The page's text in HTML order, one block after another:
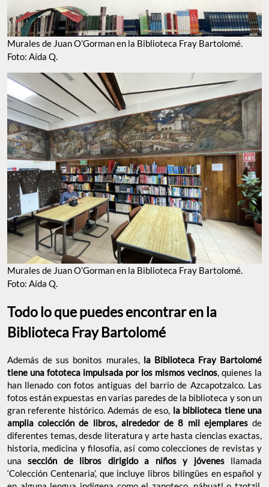
Murales de Juan O’Gorman en la Biblioteca Fray Bartolomé.
Foto: Aída Q.
Murales de Juan O’Gorman en la Biblioteca Fray Bartolomé.
Foto: Aída Q.
Todo lo que puedes encontrar en la
Biblioteca Fray Bartolomé
Además de sus bonitos murales, la Biblioteca Fray Bartolomé
tiene una fototeca impulsada por los mismos vecinos , quienes la
han llenado con fotos antiguas del barrio de Azcapotzalco. Las
fotos están expuestas en varias paredes de la biblioteca y son un
gran referente histórico. Además de eso, la biblioteca tiene una
amplia colección de libros, alrededor de 8 mil ejemplares de
diferentes temas, desde literatura y arte hasta ciencias exactas,
historia, medicina y filosofía, así como colecciones de revistas y
unasección de libros dirigido a niños y jóvenes llamada
‘Colección Centenaria’, que incluye libros bilingües en español y